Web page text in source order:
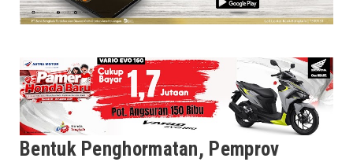
Bentuk Penghormatan, Pemprov